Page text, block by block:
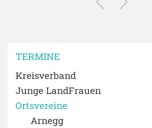
TERMINE
Kreisverband
Junge LandFrauen
Ortsvereine
Arnegg